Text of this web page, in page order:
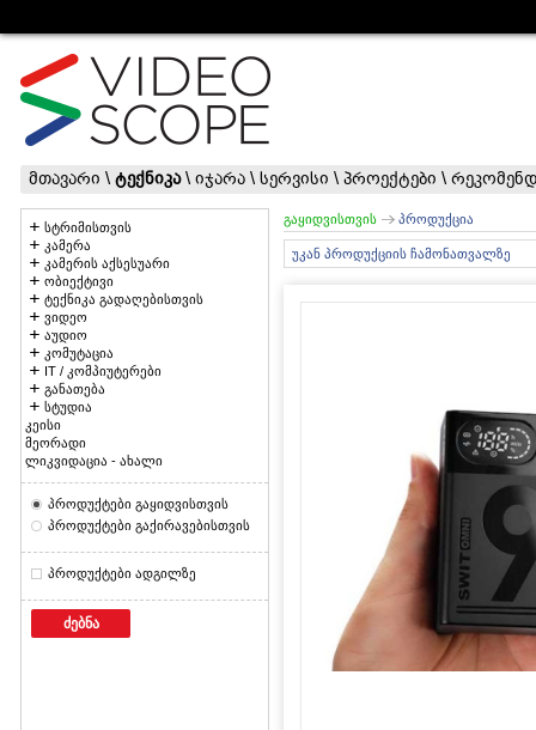
მთავარი \ ტექნიკა\ იჯარა \ სერვისი \ პროექტები \
სტრიმისთვის
კამერა
კამერის აქსესუარი
ობიექტივი
ტექნიკა გადაღებისთვის
ვიდეო
აუდიო
კომუტაცია
IT / კომპიუტერები
განათება
სტუდია
კეისი
მეორადი
ლიკვიდაცია - ახალი
პროდუქტები გაყიდვისთვის
პროდუქტები გაქირავებისთვის
პროდუქტები ადგილზე
ძებნა
გაყიდვისთვის პროდუქცია
უკან პროდუქციის ჩამონათვალზე